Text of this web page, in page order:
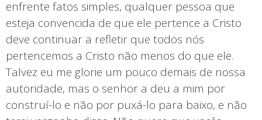
enfrente fatos simples, qualquer pessoa que
esteja convencida de que ele pertence a Cristo
deve continuar a refletir que todos nós
pertencemos a Cristo não menos do que ele.
Talvez eu me glorie um pouco demais de nossa
autoridade, mas o senhor a deu a mim por
construí-lo e não por puxá-lo para baixo, e não